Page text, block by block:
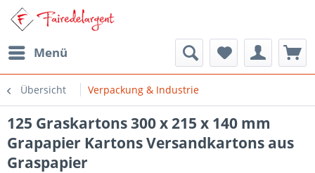
Menü
Übersicht Verpackung & Industrie
125 Graskartons 300 x 215 x 140 mm
Grapapier Kartons Versandkartons aus
Graspapier